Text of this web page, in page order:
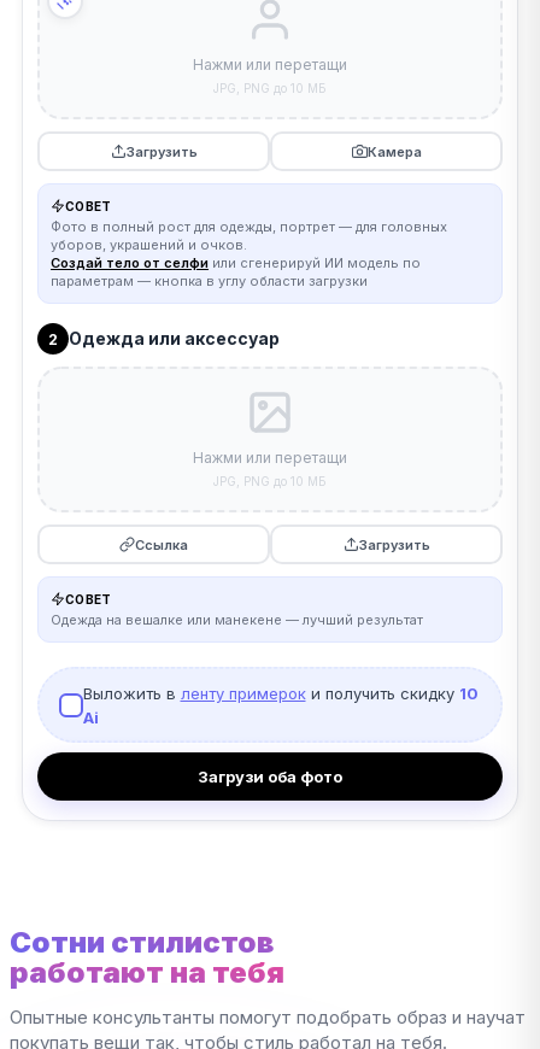
Нажми или перетащи
JPG, PNG до 10 МБ
Загрузить Камера
СОВЕТ
Фото в полный рост для одежды, портрет — для головных
уборов, украшений и очков.
Создай тело от селфи или сгенерируй ИИ модель по
параметрам — кнопка в углу области загрузки
2 Одежда или аксессуар
Нажми или перетащи
JPG, PNG до 10 МБ
Ссылка Загрузить
СОВЕТ
Одежда на вешалке или манекене — лучший результат
Выложить в ленту примероки получить скидку 10
Ai
Загрузи оба фото
Сотни стилистов
работают на тебя
Опытные консультанты помогут подобрать образ и научат
покупать вещи так, чтобы стиль работал на тебя.